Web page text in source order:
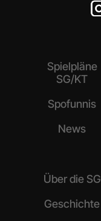
Spielpläne
SG/KT
Spofunnis
News
Über die SG
Geschichte